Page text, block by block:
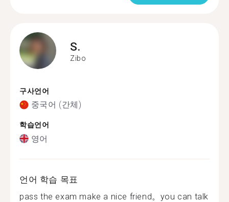
S.
Zibo
구사언어
중국어 (간체)
학습언어
영어
언어 학습 목표
pass the exam make a nice friend。you can talk